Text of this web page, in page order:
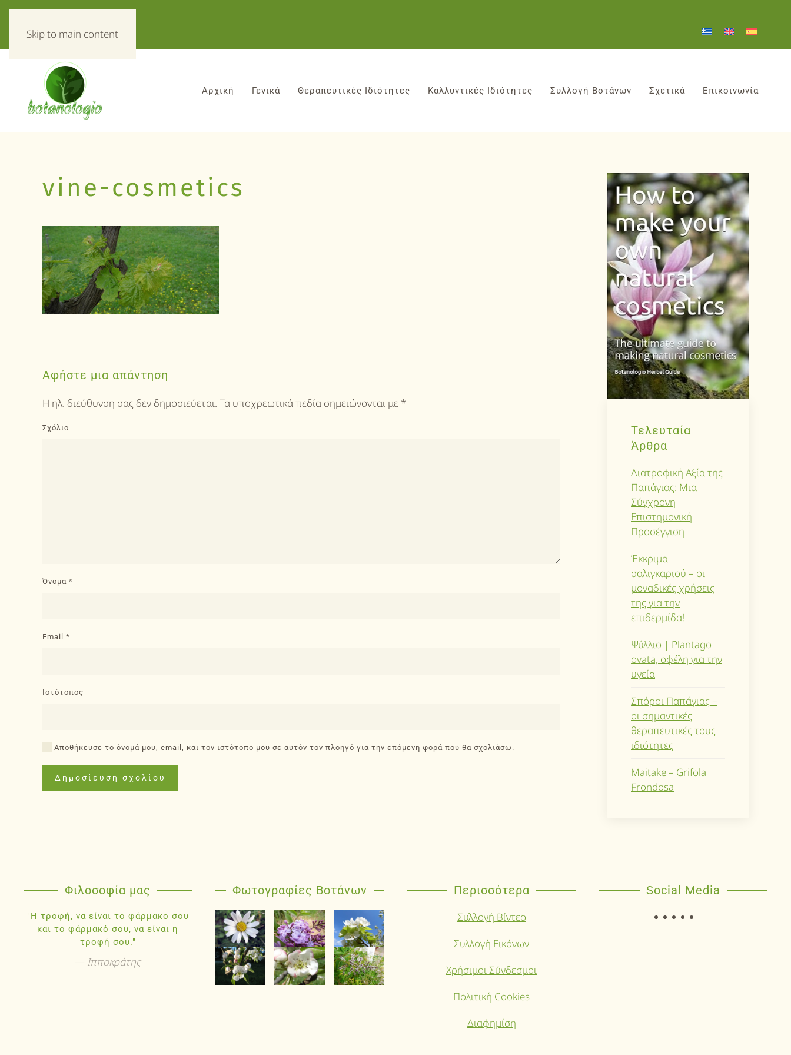
Skip to main content
Αρχική Γενικά Θεραπευτικές Ιδιότητες Καλλυντικές Ιδιότητες Συλλογή Βοτάνων Σχετικά Επικοινωνία
vine-cosmetics
Αφήστε μια απάντηση
Η ηλ. διεύθυνση σας δεν δημοσιεύεται. Τα υποχρεωτικά πεδία σημειώνονται με *
Σχόλιο
Όνομα *
Email *
Ιστότοπος
Αποθήκευσε το όνομά μου, email, και τον ιστότοπο μου σε αυτόν τον πλοηγό για την επόμενη φορά που θα σχολιάσω.
Δημοσίευση σχολίου
Τελευταία
Άρθρα
Διατροφική Αξία της
Παπάγιας: Μια
Σύγχρονη
Επιστημονική
Προσέγγιση
Έκκριμα
σαλιγκαριού – οι
μοναδικές χρήσεις
της για την
επιδερμίδα!
Ψύλλιο | Plantago
ovata, οφέλη για την
υγεία
Σπόροι Παπάγιας –
οι σημαντικές
θεραπευτικές τους
ιδιότητες
Maitake – Grifola
Frondosa
Φιλοσοφία μας
"Η τροφή, να είναι το φάρμακο σου
και το φάρμακό σου, να είναι η
τροφή σου."
Ιπποκράτης
Φωτογραφίες Βοτάνων Περισσότερα
Συλλογή Βίντεο
Συλλογή Εικόνων
Χρήσιμοι Σύνδεσμοι
Πολιτική Cookies
Διαφημίση
Social Media